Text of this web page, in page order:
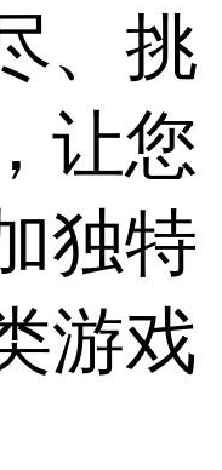
、挑
让您
独特
游戏